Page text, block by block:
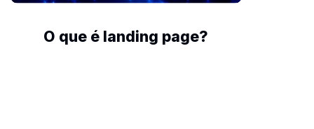
O que é landing page?